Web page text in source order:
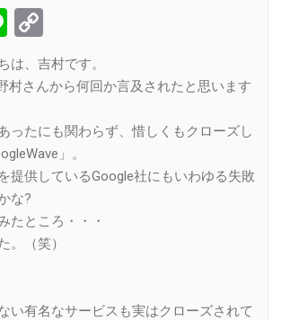
Line
Link
は、吉村です。
村さんから何回か言及されたと思います
ったにも関わらず、惜しくもクローズし
」。
提供しているGoogle社にもいわゆる失敗
な?
たところ・・・
。（笑）
い有名なサービスも実はクローズされて